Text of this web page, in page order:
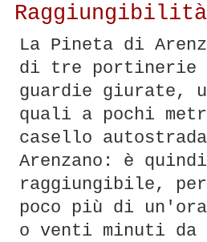
Raggiungibilità
La Pineta di
di tre portinerie
guardie giurate,
quali a pochi
casello
Arenzano: è
raggiungibile,
poco più di
o venti minuti da